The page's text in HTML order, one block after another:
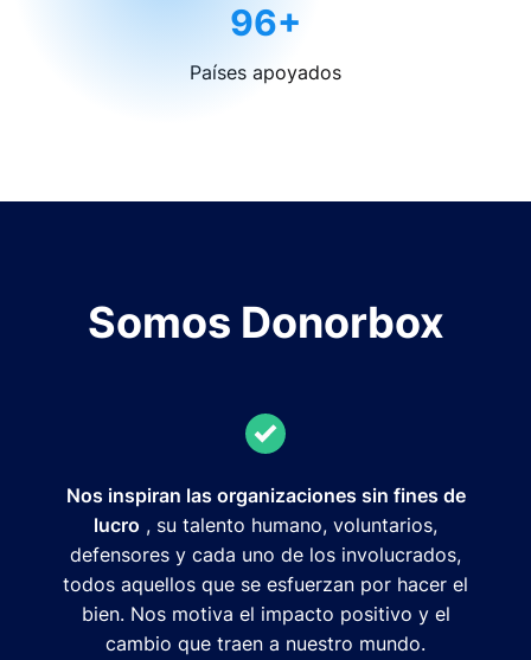
96+
Países apoyados
Somos Donorbox
Nos inspiran las organizaciones sin fines de
lucro , su talento humano, voluntarios,
defensores y cada uno de los involucrados,
todos aquellos que se esfuerzan por hacer el
bien. Nos motiva el impacto positivo y el
cambio que traen a nuestro mundo.